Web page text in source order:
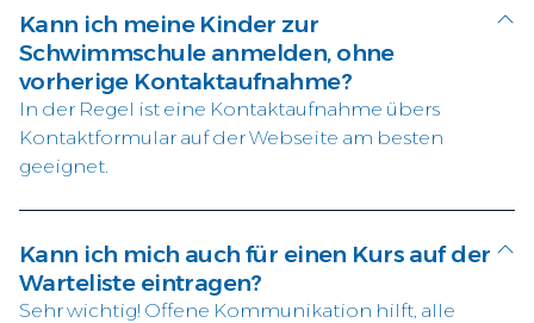
Kann ich meine Kinder zur
Schwimmschule anmelden, ohne
vorherige Kontaktaufnahme?
In der Regel ist eine Kontaktaufnahme übers
Kontaktformular auf der Webseite am besten
geeignet.
Kann ich mich auch für einen Kurs auf der
Warteliste eintragen?
Sehr wichtig! Offene Kommunikation hilft, alle